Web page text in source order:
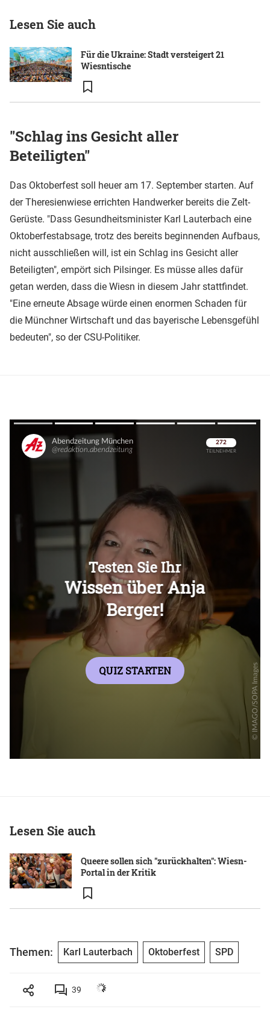
Lesen Sie auch
Für die Ukraine: Stadt versteigert 21
Wiesntische
"Schlag ins Gesicht aller
Beteiligten"
Das Oktoberfest soll heuer am 17. September starten. Auf
der Theresienwiese errichten Handwerker bereits die Zelt-
Gerüste. "Dass Gesundheitsminister Karl Lauterbach eine
Oktoberfestabsage, trotz des bereits beginnenden Aufbaus,
nicht ausschließen will, ist ein Schlag ins Gesicht aller
Beteiligten", empört sich Pilsinger. Es müsse alles dafür
getan werden, dass die Wiesn in diesem Jahr stattfindet.
"Eine erneute Absage würde einen enormen Schaden für
die Münchner Wirtschaft und das bayerische Lebensgefühl
bedeuten", so der CSU-Politiker.
Überspringen
Überspringen
Lesen Sie auch
Queere sollen sich "zurückhalten": Wiesn-
Portal in der Kritik
Themen: Karl Lauterbach Oktoberfest SPD
39